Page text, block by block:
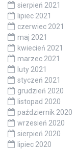
sierpień 2021
lipiec 2021
czerwiec 2021
maj 2021
kwiecień 2021
marzec 2021
luty 2021
styczeń 2021
grudzień 2020
listopad 2020
październik 2020
wrzesień 2020
sierpień 2020
lipiec 2020